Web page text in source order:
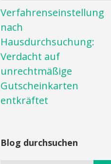
Verfahrenseinstellung
nach
Hausdurchsuchung:
Verdacht auf
unrechtmäßige
Gutscheinkarten
entkräftet
Blog durchsuchen